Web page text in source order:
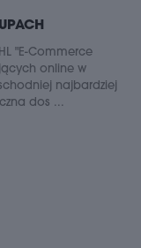
"E-Commerce
online w
najbardziej
dos ...